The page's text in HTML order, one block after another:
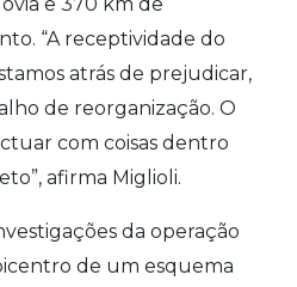
“A receptividade do
atrás de prejudicar,
de reorganização. O
com coisas dentro
afirma Miglioli.
da operação
de um esquema